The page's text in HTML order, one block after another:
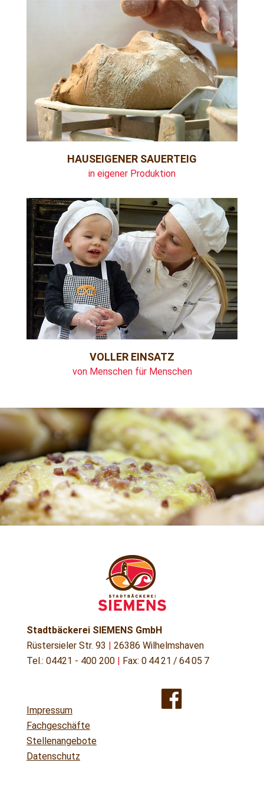
HAUSEIGENER SAUERTEIG
in eigener Produktion
VOLLER EINSATZ
von Menschen für Menschen
Stadtbäckerei SIEMENS GmbH
Rüstersieler Str. 93 | 26386 Wilhelmshaven
Tel.: 04421 - 400 200 | Fax: 0 44 21 / 64 05 7
Impressum
Fachgeschäfte
Stellenangebote
Datenschutz